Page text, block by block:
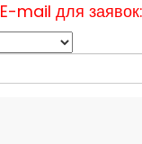
E-mail для